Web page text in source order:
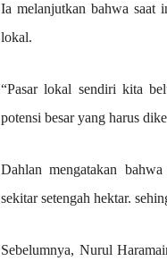
Ia melanjutkan bahwa saat
lokal.
“Pasar lokal sendiri kita
potensi besar yang harus
Dahlan mengatakan
sekitar setengah hektar.
Sebelumnya, Nurul